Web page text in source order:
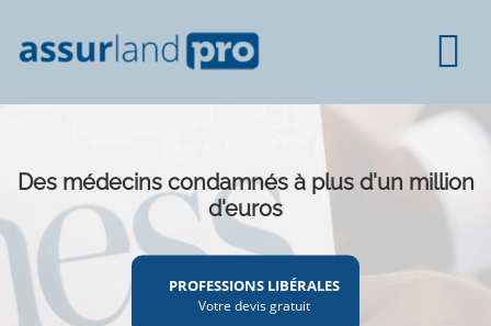
Des médecins condamnés à plus d'un million
d'euros
PROFESSIONS LIBÉRALES
Votre devis gratuit